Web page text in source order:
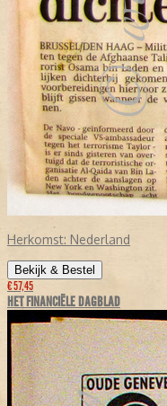
Herkomst: Nederland
Bekijk & Bestel
€ 57,45
HET FINANCIËLE DAGBLAD